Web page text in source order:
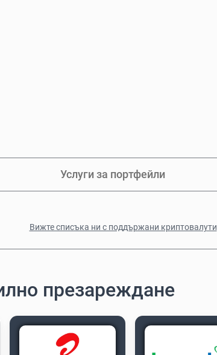
Услуги за портфейли
Вижте списъка ни с поддържани криптовалути
презареждане